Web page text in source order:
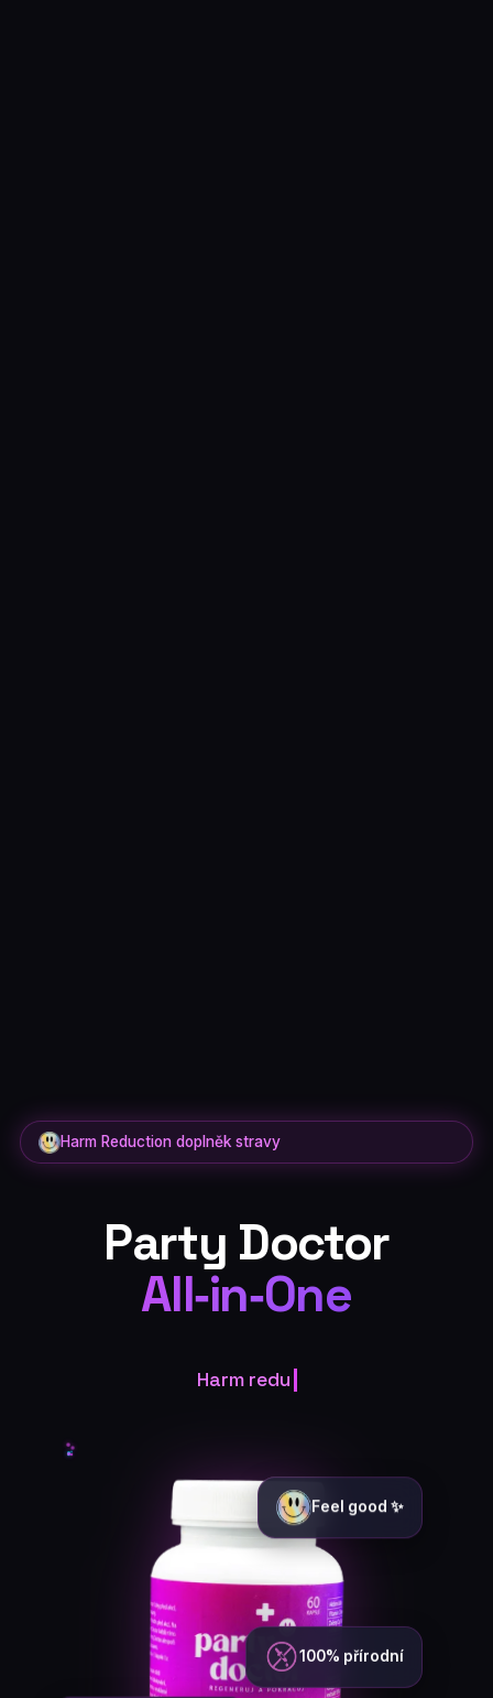
Harm Reduction doplněk stravy
Party Doctor
All‑in‑One
Harm reduction that works
Feel good ✨
100% přírodní